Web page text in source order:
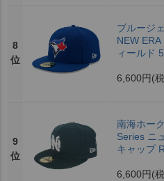
8
位
ブルージ
NEW
ィールド
6,600円 (
9
位
南海ホー
Series ニ
キャップ
6,600円 (